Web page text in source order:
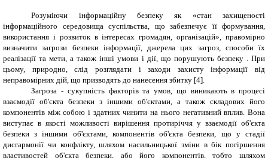
Розуміючи інформаційну безпеку як «стан захищеності
інформаційного середовища суспільства, що забезпечує її формування,
використання і розвиток в інтересах громадян, організацій», правомірно
визначити загрози безпеки інформації, джерела цих загроз, способи їх
реалізації та мети, а також інші умови і дії, що порушують безпеку . При
цьому, природно, слід розглядати і заходи захисту інформації від
неправомірних дій, що призводять до нанесення збитку [4].
Загроза - сукупність факторів та умов, що виникають в процесі
взаємодії об'єкта безпеки з іншими об'єктами, а також складових його
компонентів між собою і здатних чинити на нього негативний вплив. Вона
виступає в якості можливості вирішення протиріччя у взаємодії об'єкта
безпеки з іншими об'єктами, компонентів об'єкта безпеки, що у стадії
дисгармонії чи конфлікту, шляхом насильницької зміни в бік погіршення
властивостей об'єкта безпеки, або його компонентів, тобто шляхом